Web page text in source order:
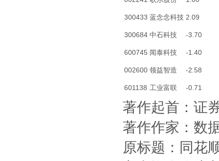
300433 蓝念念科技 2.09
300684 中石科技 -3.70
600745 闻泰科技 -1.40
002600 领益智造 -2.58
601138 工业富联 -0.71
著作起首：证
著作作家：数
原标题：同花